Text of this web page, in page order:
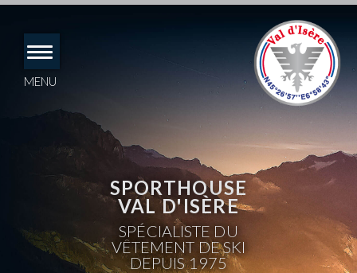
directement
contenu
MENU
SPORTHOUSE
VAL D'ISÈRE
SPÉCIALISTE DU
VÊTEMENT DE SKI
DEPUIS 1975